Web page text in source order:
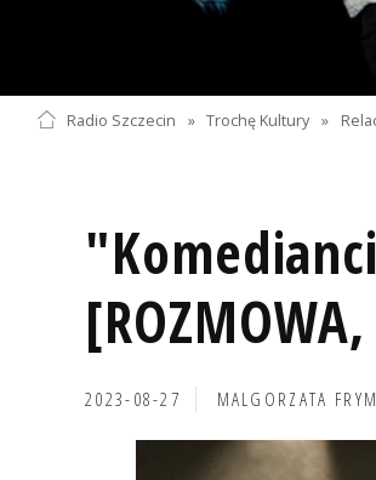
Radio Szczecin » Trochę Kultury »
[ROZMOWA,
2023-08-27 MALGORZATA